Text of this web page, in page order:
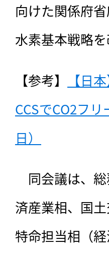
向けた関係府
水素基本戦略
【参考】
【日
CCSでCO2フ
日）
同会議は、総
済産業相、国
特命担当相（